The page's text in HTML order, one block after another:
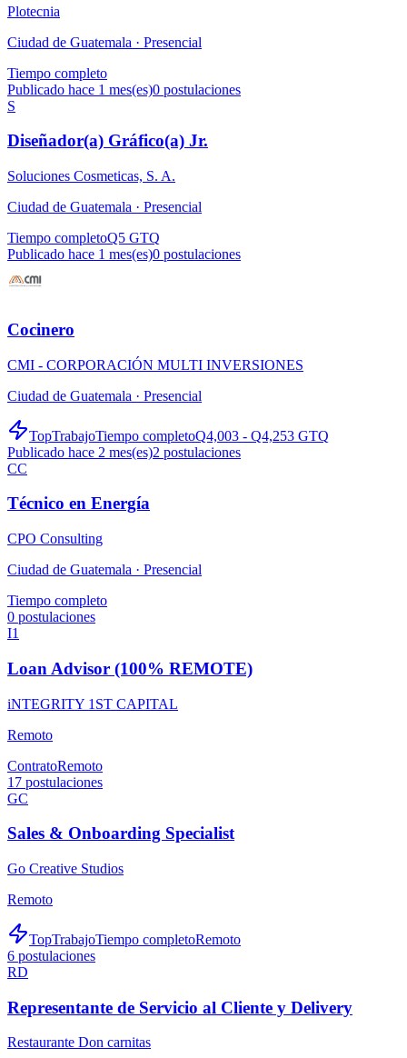
Plotecnia
Ciudad de Guatemala · Presencial
Tiempo completo
Publicado hace 1 mes(es)0 postulaciones
S
Diseñador(a) Gráfico(a) Jr.
Soluciones Cosmeticas, S. A.
Ciudad de Guatemala · Presencial
Tiempo completoQ5 GTQ
Publicado hace 1 mes(es)0 postulaciones
Cocinero
CMI - CORPORACIÓN MULTI INVERSIONES
Ciudad de Guatemala · Presencial
TopTrabajoTiempo completoQ4,003 - Q4,253 GTQ
Publicado hace 2 mes(es)2 postulaciones
CC
Técnico en Energía
CPO Consulting
Ciudad de Guatemala · Presencial
Tiempo completo
0 postulaciones
I1
Loan Advisor (100% REMOTE)
iNTEGRITY 1ST CAPITAL
Remoto
ContratoRemoto
17 postulaciones
GC
Sales & Onboarding Specialist
Go Creative Studios
Remoto
TopTrabajoTiempo completoRemoto
6 postulaciones
RD
Representante de Servicio al Cliente y Delivery
Restaurante Don carnitas